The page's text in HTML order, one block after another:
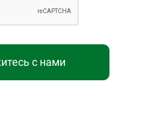
с нами